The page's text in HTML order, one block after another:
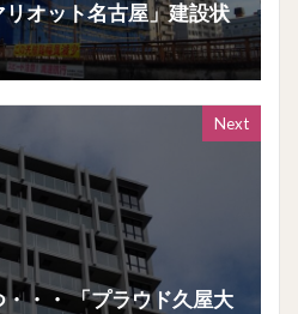
オット名古屋」建設状
Next
・・ 「プラウド久屋大